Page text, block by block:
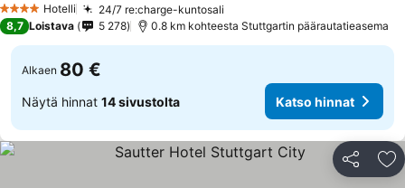
4 Tähtiluokitus
Hotelli 24/7 re:charge-kuntosali
8,7 Loistava 5 278 0.8 km kohteesta Stuttgartin päärautatieasema
Alkaen 80 €
Näytä hinnat 14 sivustolta Katso hinnat
Jaa